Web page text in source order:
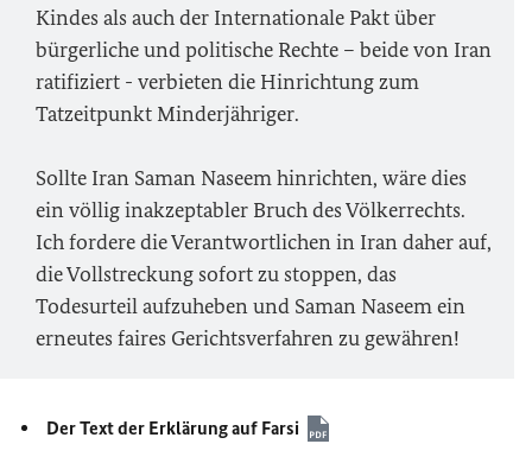
Kindes als auch der Internationale Pakt über
bürgerliche und politische Rechte – beide von Iran
ratifiziert - verbieten die Hinrichtung zum
Tatzeitpunkt Minderjähriger.
Sollte Iran Saman Naseem hinrichten, wäre dies
ein völlig inakzeptabler Bruch des Völkerrechts.
Ich fordere die Verantwortlichen in Iran daher auf,
die Vollstreckung sofort zu stoppen, das
Todesurteil aufzuheben und Saman Naseem ein
erneutes faires Gerichtsverfahren zu gewähren!
Der Text der Erklärung auf Farsi